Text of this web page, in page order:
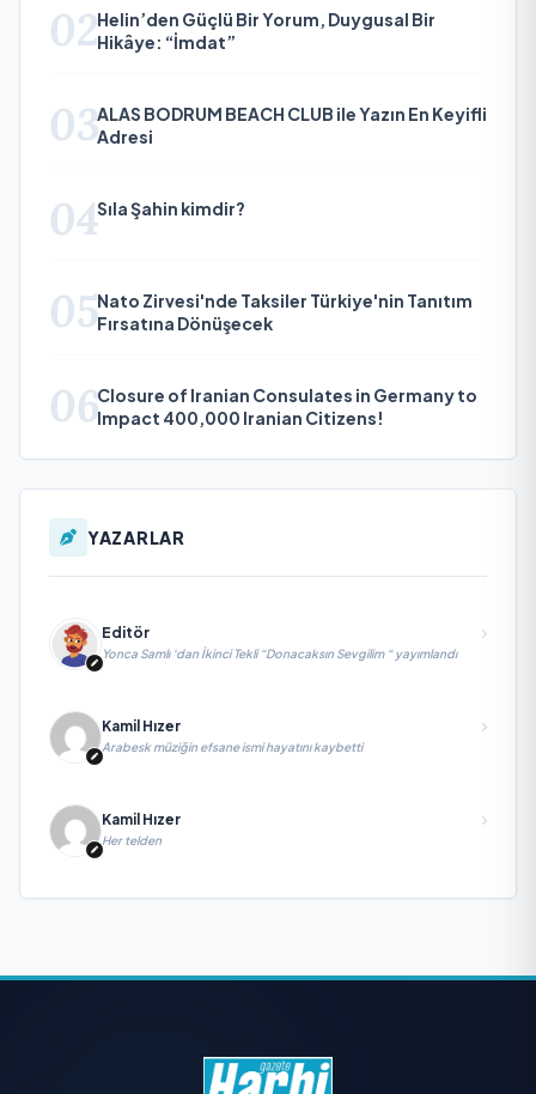
02Helin’den Güçlü Bir Yorum, Duygusal Bir
Hikâye: “İmdat”
03ALAS BODRUM BEACH CLUB ile Yazın En Keyifli
Adresi
04Sıla Şahin kimdir?
05Nato Zirvesi'nde Taksiler Türkiye'nin Tanıtım
Fırsatına Dönüşecek
06Closure of Iranian Consulates in Germany to
Impact 400,000 Iranian Citizens!
YAZARLAR
Editör
Yonca Samlı ‘dan İkinci Tekli “Donacaksın Sevgilim “ yayımlandı
Kamil Hızer
Arabesk müziğin efsane ismi hayatını kaybetti
Kamil Hızer
Her telden